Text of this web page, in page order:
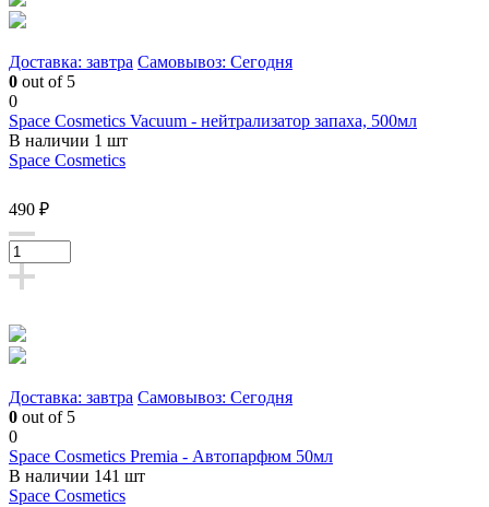
Доставка: завтра Самовывоз: Сегодня
0 out of 5
0
Space Cosmetics Vacuum - нейтрализатор запаха, 500мл
В наличии 1 шт
Space Cosmetics
490 ₽
Доставка: завтра Самовывоз: Сегодня
0 out of 5
0
Space Cosmetics Premia - Автопарфюм 50мл
В наличии 141 шт
Space Cosmetics